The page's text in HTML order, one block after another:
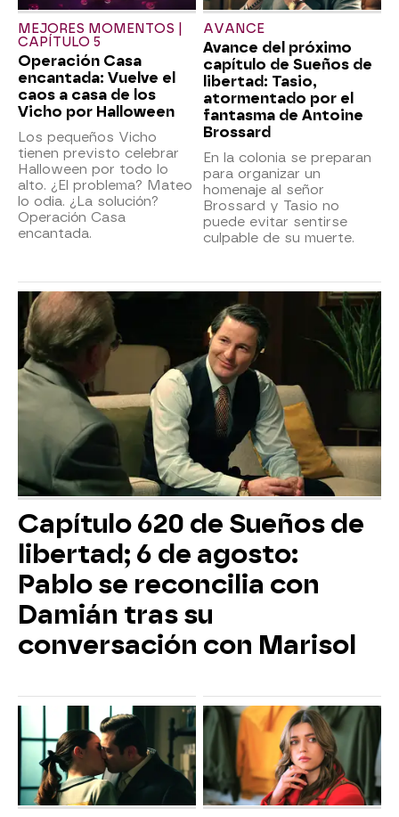
MEJORES MOMENTOS |
CAPÍTULO 5
Operación Casa
encantada: Vuelve el
caos a casa de los
Vicho por Halloween
Los pequeños Vicho
tienen previsto celebrar
Halloween por todo lo
alto. ¿El problema? Mateo
lo odia. ¿La solución?
Operación Casa
encantada.
AVANCE
Avance del próximo
capítulo de Sueños de
libertad: Tasio,
atormentado por el
fantasma de Antoine
Brossard
En la colonia se preparan
para organizar un
homenaje al señor
Brossard y Tasio no
puede evitar sentirse
culpable de su muerte.
Capítulo 620 de Sueños de
libertad; 6 de agosto:
Pablo se reconcilia con
Damián tras su
conversación con Marisol